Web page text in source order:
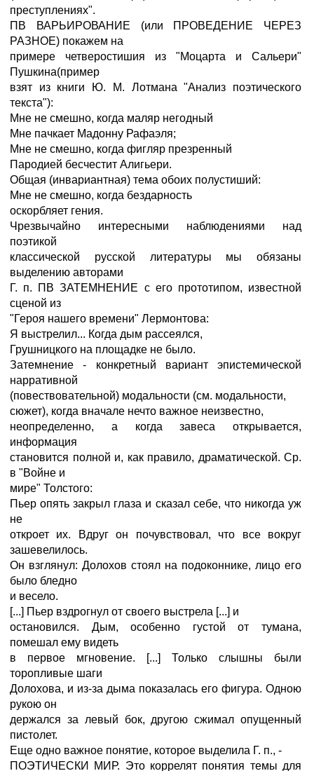
преступлениях".
ПВ ВАРЬИРОВАНИЕ (или ПРОВЕДЕНИЕ ЧЕРЕЗ
РАЗНОЕ) покажем на
примере четверостишия из "Моцарта и Сальери"
Пушкина(пример
взят из книги Ю. М. Лотмана "Анализ поэтического
текста"):
Мне не смешно, когда маляр негодный
Мне пачкает Мадонну Рафаэля;
Мне не смешно, когда фигляр презренный
Пародией бесчестит Алигьери.
Общая (инвариантная) тема обоих полустиший:
Мне не смешно, когда бездарность
оскорбляет гения.
Чрезвычайно интересными наблюдениями над
поэтикой
классической русской литературы мы обязаны
выделению авторами
Г. п. ПВ ЗАТЕМНЕНИЕ с его прототипом, известной
сценой из
"Героя нашего времени" Лермонтова:
Я выстрелил... Когда дым рассеялся,
Грушницкого на площадке не было.
Затемнение - конкретный вариант эпистемической
нарративной
(повествовательной) модальности (см. модальности,
сюжет), когда вначале нечто важное неизвестно,
неопределенно, а когда завеса открывается,
информация
становится полной и, как правило, драматической. Ср.
в "Войне и
мире" Толстого:
Пьер опять закрыл глаза и сказал себе, что никогда уж
не
откроет их. Вдруг он почувствовал, что все вокруг
зашевелилось.
Он взглянул: Долохов стоял на подоконнике, лицо его
было бледно
и весело.
[...] Пьер вздрогнул от своего выстрела [...] и
остановился. Дым, особенно густой от тумана,
помешал ему видеть
в первое мгновение. [...] Только слышны были
торопливые шаги
Долохова, и из-за дыма показалась его фигура. Одною
рукою он
держался за левый бок, другою сжимал опущенный
пистолет.
Еще одно важное понятие, которое выделила Г. п., -
ПОЭТИЧЕСКИ МИР. Это коррелят понятия темы для